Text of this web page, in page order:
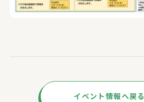
イベント情報へ戻る